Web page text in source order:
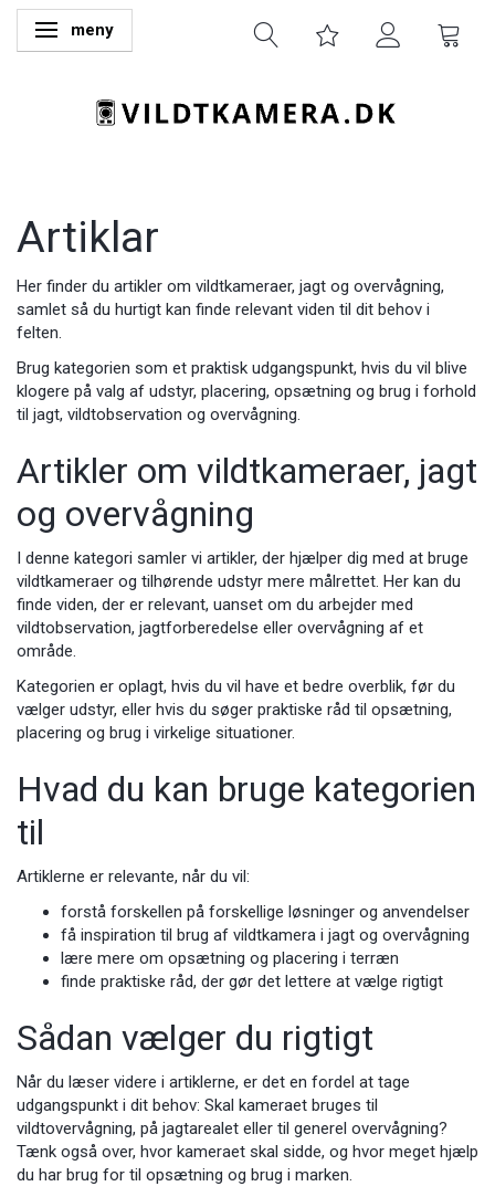
Ändra navigering
meny
Artiklar
Her finder du artikler om vildtkameraer, jagt og overvågning,
samlet så du hurtigt kan finde relevant viden til dit behov i
felten.
Brug kategorien som et praktisk udgangspunkt, hvis du vil blive
klogere på valg af udstyr, placering, opsætning og brug i forhold
til jagt, vildtobservation og overvågning.
Artikler om vildtkameraer, jagt
og overvågning
I denne kategori samler vi artikler, der hjælper dig med at bruge
vildtkameraer og tilhørende udstyr mere målrettet. Her kan du
finde viden, der er relevant, uanset om du arbejder med
vildtobservation, jagtforberedelse eller overvågning af et
område.
Kategorien er oplagt, hvis du vil have et bedre overblik, før du
vælger udstyr, eller hvis du søger praktiske råd til opsætning,
placering og brug i virkelige situationer.
Hvad du kan bruge kategorien
til
Artiklerne er relevante, når du vil:
forstå forskellen på forskellige løsninger og anvendelser
få inspiration til brug af vildtkamera i jagt og overvågning
lære mere om opsætning og placering i terræn
finde praktiske råd, der gør det lettere at vælge rigtigt
Sådan vælger du rigtigt
Når du læser videre i artiklerne, er det en fordel at tage
udgangspunkt i dit behov: Skal kameraet bruges til
vildtovervågning, på jagtarealet eller til generel overvågning?
Tænk også over, hvor kameraet skal sidde, og hvor meget hjælp
du har brug for til opsætning og brug i marken.